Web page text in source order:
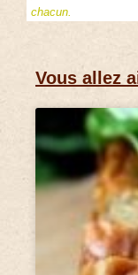
chacun.
Vous allez